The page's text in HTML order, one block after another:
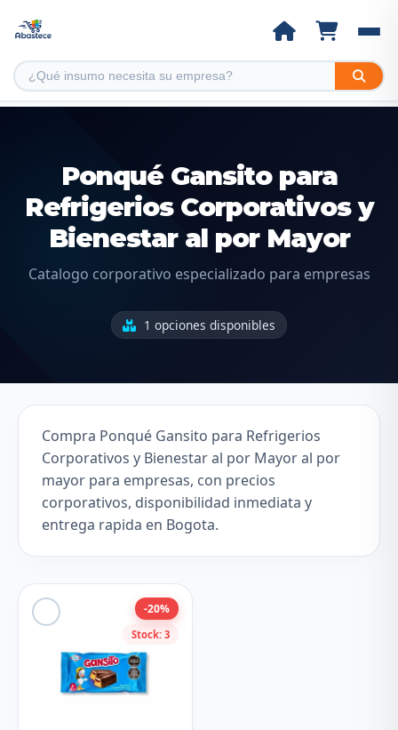
Ponqué Gansito para
Refrigerios Corporativos y
Bienestar al por Mayor
Catalogo corporativo especializado para empresas
1 opciones disponibles
Compra Ponqué Gansito para Refrigerios
Corporativos y Bienestar al por Mayor al por
mayor para empresas, con precios
corporativos, disponibilidad inmediata y
entrega rapida en Bogota.
Stock: 3
-20%